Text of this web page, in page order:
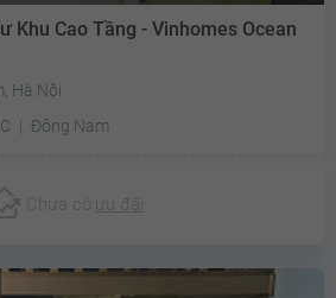
Khu Cao Tầng - Vinhomes Ocean
Hà Nội
Đông Nam
Chưa có ưu đãi